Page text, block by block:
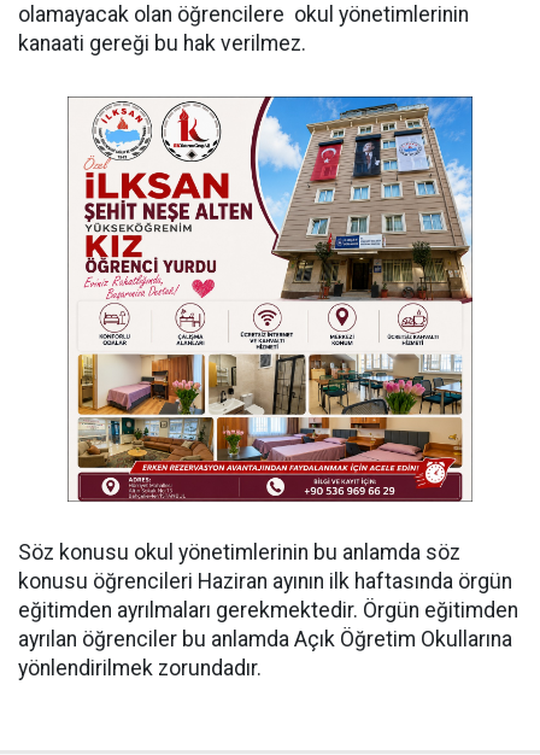
olamayacak olan öğrencilere okul yönetimlerinin
kanaati gereği bu hak verilmez.
Söz konusu okul yönetimlerinin bu anlamda söz
konusu öğrencileri Haziran ayının ilk haftasında örgün
eğitimden ayrılmaları gerekmektedir. Örgün eğitimden
ayrılan öğrenciler bu anlamda Açık Öğretim Okullarına
yönlendirilmek zorundadır.